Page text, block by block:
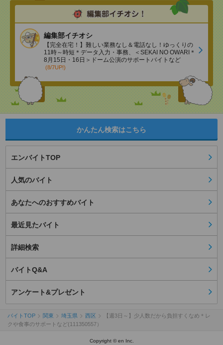
編集部イチオシ
【完全在宅！】難しい業務なし＆電話なし！ゆっくりの
11時～時短＊データ入力・事務、＜SEKAI NO OWARI＊
8月15日・16日＞ドーム公演のサポートバイトなど
(8/7UP!)
かんたん検索はこちら
エンバイトTOP
人気のバイト
あなたへのおすすめバイト
最近見たバイト
詳細検索
バイトQ&A
アンケート&プレゼント
バイトTOP 関東 埼玉県 西区
【週3日～】少人数だから負担すくなめ＊レ
クや食事のサポートなど(111350557）
Copyright © en Inc.